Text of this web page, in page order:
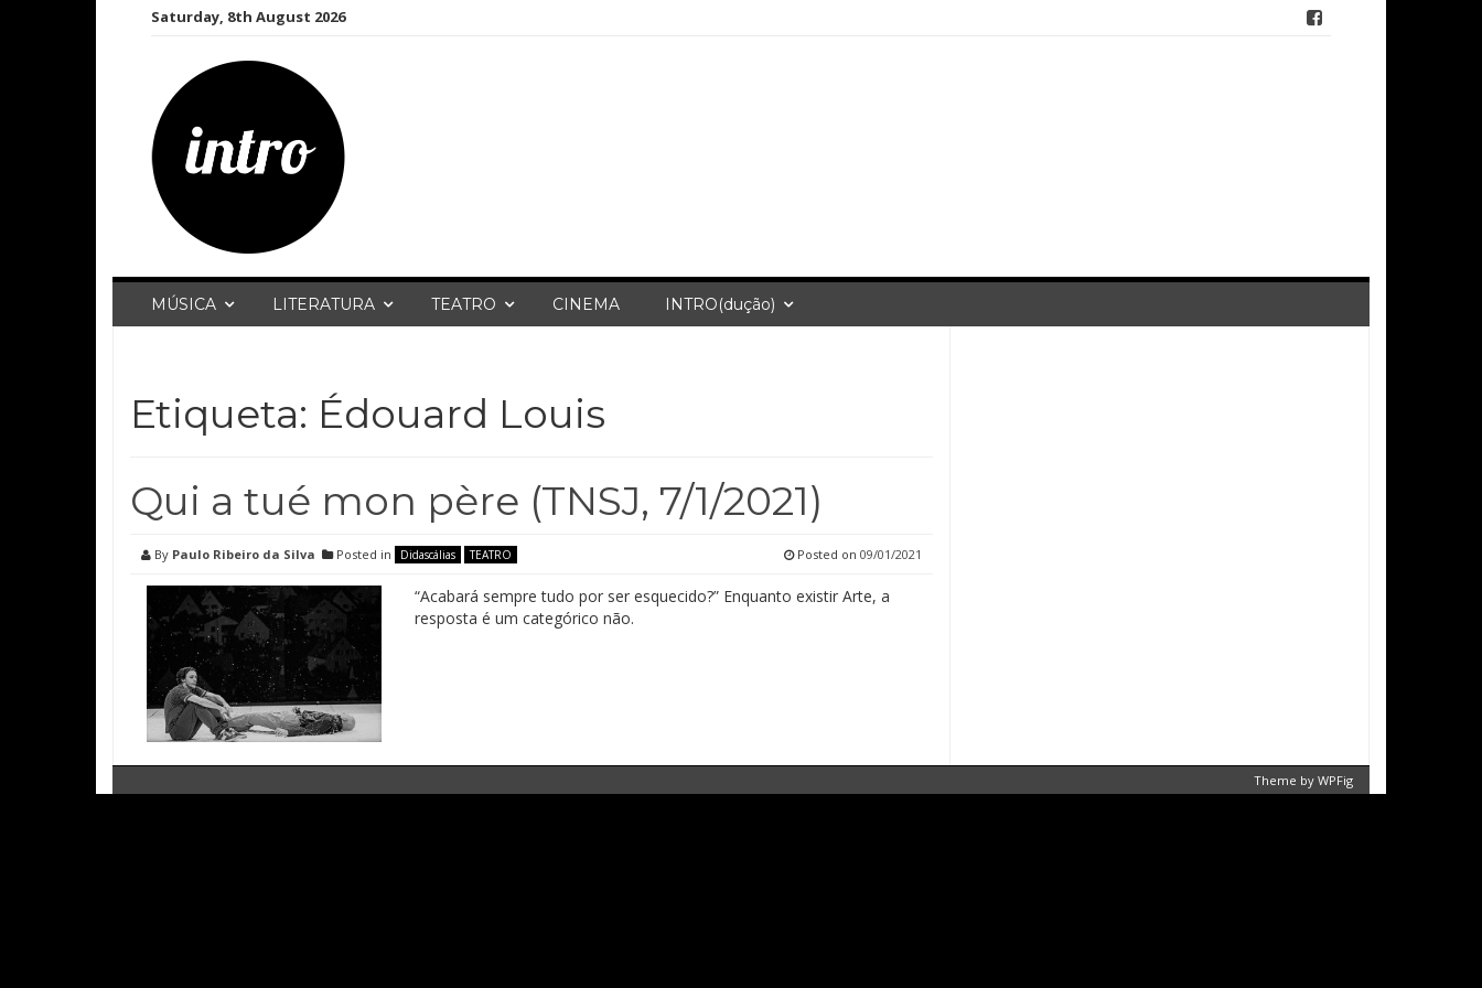
Saturday, 8th August 2026
MÚSICA LITERATURA TEATRO CINEMA INTRO(dução)
Etiqueta: Édouard Louis
Qui a tué mon père (TNSJ, 7/1/2021)
By Paulo Ribeiro da Silva Posted in Didascálias TEATRO Posted on 09/01/2021
“Acabará sempre tudo por ser esquecido?” Enquanto existir Arte, a
resposta é um categórico não.
Theme by WPFig